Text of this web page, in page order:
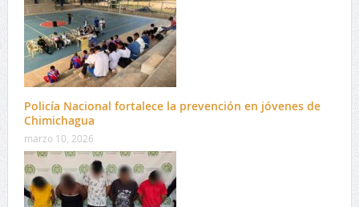
Policía Nacional fortalece la prevención en jóvenes de
Chimichagua
marzo 10, 2026